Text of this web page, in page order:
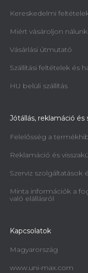
Kereskedelmi
Miért vásároljon nálunk
Vásárlási útmutató
Szállítási feltételek és
HU belüli szállítás
Jótállás, reklamáció és
Felelősség a
Reklamáció és
Szerviz szolgáltatások
Minta információk a
való elállásról
Kapcsolatok
Magyarország
www.uni-max.com